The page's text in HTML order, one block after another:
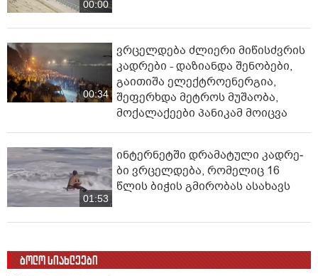
00:00
00:34
ვრცელდება ძლიერი მიწისძვრის
კადრები - დაზიანდა შენობები,
გაითიშა ელექტროენერგია,
შეფერხდა მეტროს მუშაობა,
მოქალაქეები პანიკამ მოიცვა
01:53
ინ­ტერ­ნეტ­ში დრა­მა­ტუ­ლი კად­რე­
ბი ვრცელდება, რომელიც 16
წლის ბიჭის გმირობას ასახავს
ბოლო სიახლეები